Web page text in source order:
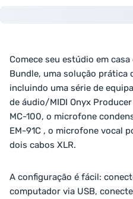
Comece seu estúdio em
Bundle, uma solução prática
incluindo uma série de
de áudio/MIDI Onyx
MC-100, o microfone
EM-91C , o microfone vocal
dois cabos XLR.
A configuração é fácil:
computador via USB,